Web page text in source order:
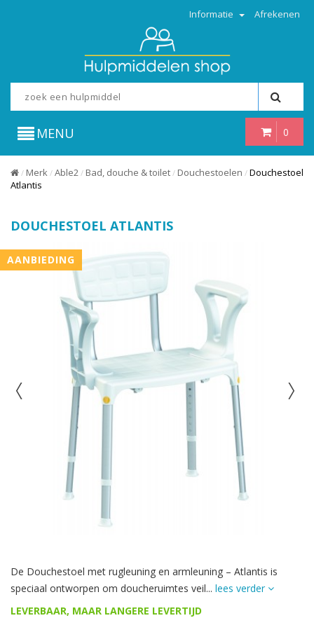
Informatie Afrekenen
0
MENU
/ Merk / Able2 / Bad, douche & toilet / Douchestoelen / Douchestoel
Atlantis
DOUCHESTOEL ATLANTIS
AANBIEDING
De Douchestoel met rugleuning en armleuning – Atlantis is
speciaal ontworpen om doucheruimtes veil... lees verder
LEVERBAAR, MAAR LANGERE LEVERTIJD